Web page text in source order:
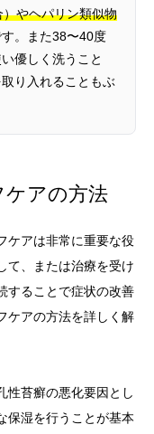
やヘパリン類似物
。また38〜40度
優しく洗うこと
り入れることもぶ
ケアの方法
ケアは非常に重要な役
て、または治療を受け
することで症状の改善
ケアの方法を詳しく解
性苔癬の悪化要因とし
保湿を行うことが基本